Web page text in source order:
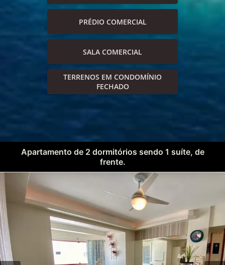
PRÉDIO COMERCIAL
SALA COMERCIAL
TERRENOS EM CONDOMÍNIO
FECHADO
Apartamento de 2 dormitórios sendo 1 suíte, de
frente.